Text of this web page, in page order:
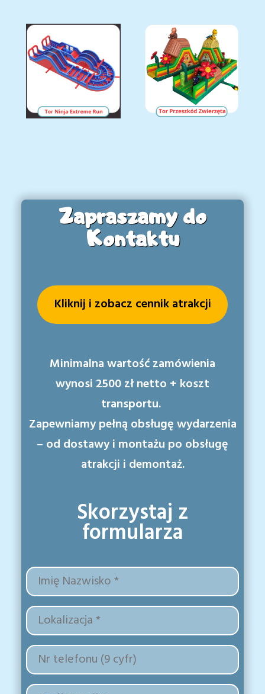
Zapraszamy do
Kontaktu
Kliknij i zobacz cennik atrakcji
Minimalna wartość zamówienia
wynosi 2500 zł netto + koszt
transportu.
Zapewniamy pełną obsługę wydarzenia
– od dostawy i montażu po obsługę
atrakcji i demontaż.
Skorzystaj z
formularza